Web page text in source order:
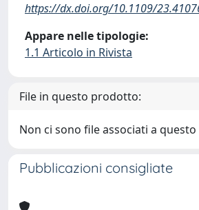
https://dx.doi.org/10.1109/
Appare nelle tipologie:
1.1 Articolo in Rivista
File in questo prodotto:
Non ci sono file associati a
Pubblicazioni consigliate